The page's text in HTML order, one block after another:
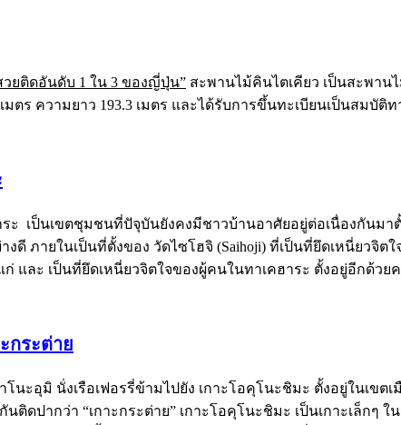
ยติดอันดับ 1 ใน 3 ของญี่ปุ่น” สะพานไม้คินไตเคียว เป็นสะพาน
มตร ความยาว 193.3 เมตร และได้รับการขึ้นทะเบียนเป็นสมบั
าระ เป็นเขตชุมชนที่ปัจุบันยังคงมีชาวบ้านอาศัยอยู่ต่อเนื่องกัน
งดี ภายในเป็นที่ตั้งของ วัดไซโฮจิ (Saihoji) ที่เป็นที่ยึดเหนี่ยว
ก่ และ เป็นที่ยึดเหนี่ยวจิตใจของผู้คนในทาเคฮาระ ตั้งอยู่อีกด้
กระต่าย
นะอุมิ นั่งเรือเฟอรรี่ข้ามไปยัง เกาะโอคุโนะชิมะ ตั้งอยู่ในเขตเ
นติดปากว่า “เกาะกระต่าย” เกาะโอคุโนะชิมะ เป็นเกาะเล็กๆ